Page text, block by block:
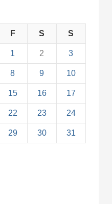
F S S
1 2 3
8 9 10
15 16 17
22 23 24
29 30 31